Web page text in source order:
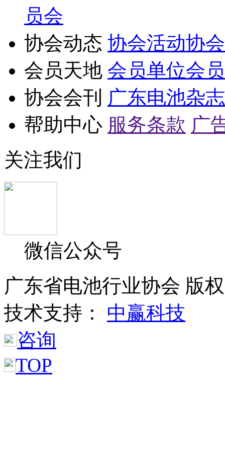
员会
协会动态 协会活动协
会员天地 会员单位会
协会会刊 广东电池杂志
帮助中心 服务条款 广
关注我们
微信公众号
广东省电池行业协会 版
技术支持： 中赢科技
咨询
TOP